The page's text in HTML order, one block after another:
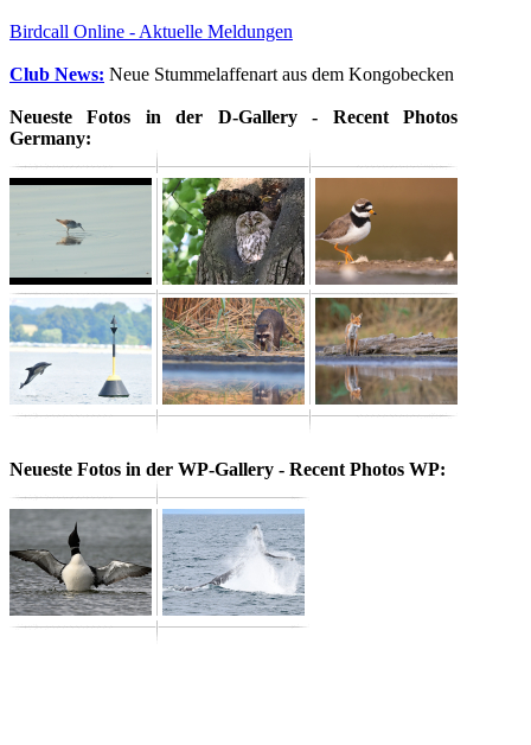
Birdcall Online - Aktuelle Meldungen
Club News: Neue Stummelaffenart aus dem Kongobecken
Neueste Fotos in der D-Gallery - Recent Photos
Germany:
Neueste Fotos in der WP-Gallery - Recent Photos WP: